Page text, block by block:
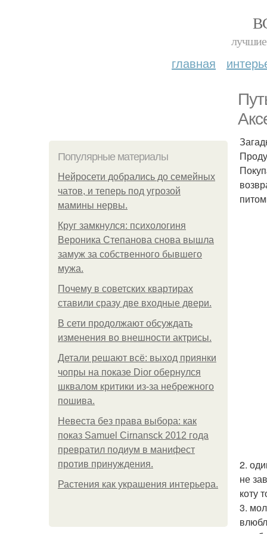
лучшие
главная
Популярные материалы
Нейросети добрались до семейных
чатов, и теперь под угрозой
мамины нервы.
Круг замкнулся: психологиня
Вероника Степанова снова вышла
замуж за собственного бывшего
мужа.
Почему в советских квартирах
ставили сразу две входные двери.
В сети продолжают обсуждать
изменения во внешности актрисы.
Детали решают всё: выход приянки
чопры на показе Dior обернулся
шквалом критики из-за небрежного
пошива.
Невеста без права выбора: как
показ Samuel Cirnansck 2012 года
превратил подиум в манифест
против принуждения.
Растения как украшения интерьера.
2.
не
коту
3.